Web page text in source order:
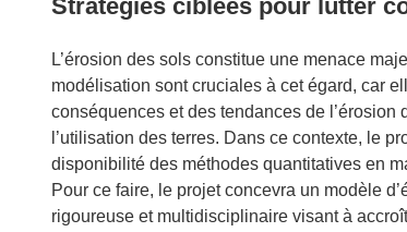
Stratégies ciblées pour lutter
L’érosion des sols constitue une menace
modélisation sont cruciales à cet égard, car
conséquences et des tendances de l’érosion
l’utilisation des terres. Dans ce contexte, le
disponibilité des méthodes quantitatives en
Pour ce faire, le projet concevra un modèle
rigoureuse et multidisciplinaire visant à